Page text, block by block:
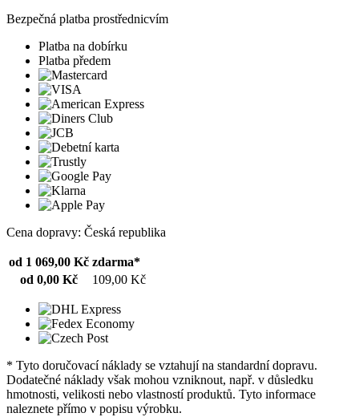
Bezpečná platba prostřednicvím
Platba na dobírku
Platba předem
Cena dopravy: Česká republika
od 1 069,00 Kč zdarma*
od 0,00 Kč
109,00 Kč
* Tyto doručovací náklady se vztahují na standardní dopravu.
Dodatečné náklady však mohou vzniknout, např. v důsledku
hmotnosti, velikosti nebo vlastností produktů. Tyto informace
naleznete přímo v popisu výrobku.